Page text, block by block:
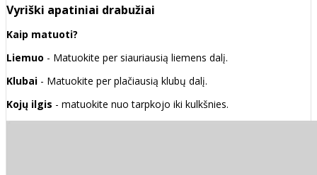
Vyriški apatiniai drabužiai
Kaip matuoti?
Liemuo - Matuokite per siauriausią liemens dalį.
Klubai - Matuokite per plačiausią klubų dalį.
Kojų ilgis - matuokite nuo tarpkojo iki kulkšnies.